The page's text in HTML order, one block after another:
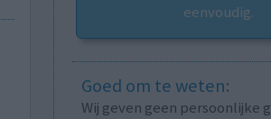
eenvoudig.
Goed om te weten:
Wij geven geen persoonlijke